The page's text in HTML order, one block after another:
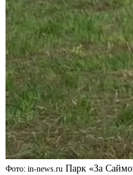
Фото: in-news.ru Парк «За